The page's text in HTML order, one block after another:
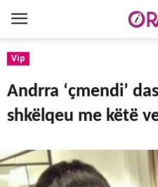
Vip
Andrra ‘ҫmendi’
shkëlqeu me këtë